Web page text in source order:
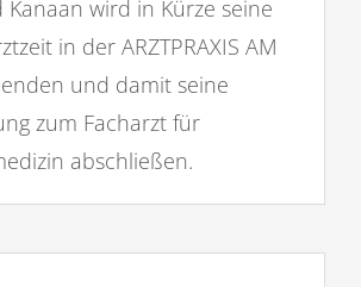
Kanaan wird in Kürze seine
in der ARZTPRAXIS AM
und damit seine
zum Facharzt für
abschließen.